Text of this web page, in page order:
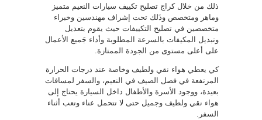
ذلك من خلال كراج تصليح تكييف سيارات النعيم متميز
وماهر ومتخصص وذَلك تحت إشراف مهندسين وخبراء
متخصصين في تصليح التكييفات حيث يقوم بتعديل
وتبديل المكيفات بالسرعة المطلوبة وأداء جَميع الأعمال
على أعلى مستوى من الجودة الممتازة.
كي يعطي هواء نقي ولطيف وخاصة عند درجات الحرارة
المرتفعة في فصل الصيف في النعيم، والسفر لمسافات
بعيدة، ووجود الأسرة والأطفال داخل السيارة يحتاج إلى
هواء نقي ولطيف وجميل حتى لا تتحمل عناء وتعب أثناء
السفر.